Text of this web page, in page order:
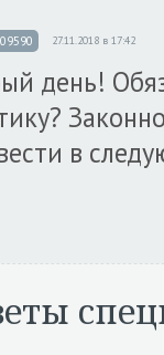
27.11.2018 в 17:42
день!
в